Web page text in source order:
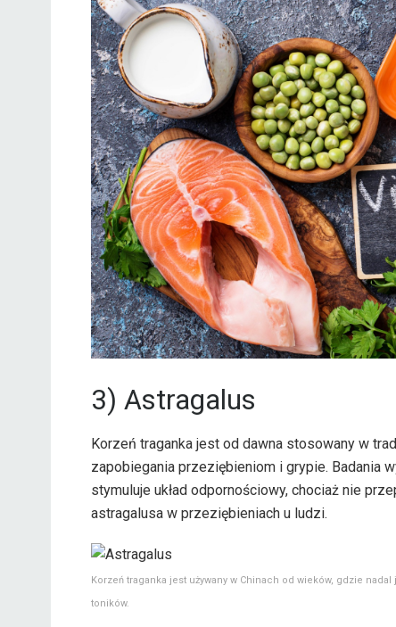
3) Astragalus
Korzeń traganka jest od dawna stosowany w
zapobiegania przeziębieniom i grypie. Badania
stymuluje układ odpornościowy, chociaż nie
astragalusa w przeziębieniach u ludzi.
Korzeń traganka jest używany w Chinach od wieków, gdzie
toników.